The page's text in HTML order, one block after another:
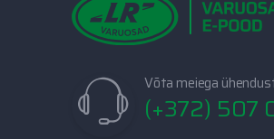
Võta meiega
(+372) 507